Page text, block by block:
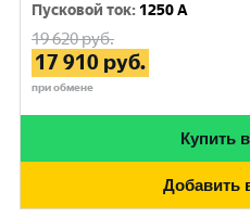
Пусковой ток: 1250 A
19 620руб.
17 910 руб.
при обмене
Купить
Добавить